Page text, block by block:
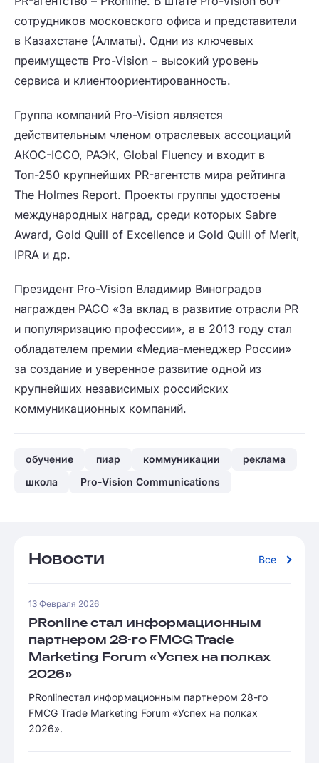
сотрудников московского офиса и представители
в Казахстане (Алматы). Одни из ключевых
преимуществ Pro-Vision – высокий уровень
сервиса и клиентоориентированность.
Группа компаний Pro-Vision является
действительным членом отраслевых ассоциаций
АКОС-ICCO, РАЭК, Global Fluency и входит в
Топ-250 крупнейших PR-агентств мира рейтинга
The Holmes Report. Проекты группы удостоены
международных наград, среди которых Sabre
Award, Gold Quill of Excellence и Gold Quill of Merit,
IPRA и др.
Президент Pro-Vision Владимир Виноградов
награжден РАСО «За вклад в развитие отрасли PR
и популяризацию профессии», а в 2013 году стал
обладателем премии «Медиа-менеджер России»
за создание и уверенное развитие одной из
крупнейших независимых российских
коммуникационных компаний.
обучение пиар коммуникации
реклама
школа
Pro-Vision Communications
Новости Все
13 Февраля 2026
PRonline стал информационным
партнером 28-го FMCG Trade
Marketing Forum «Успех на полках
2026»
PRonlineстал информационным партнером 28-го
FMCG Trade Marketing Forum «Успех на полках
2026».